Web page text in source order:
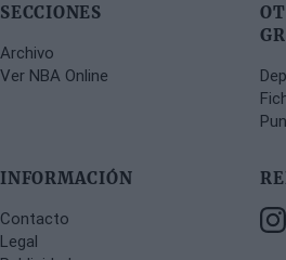
SECCIONES
Archivo
Ver NBA Online
INFORMACIÓN
Contacto
Legal